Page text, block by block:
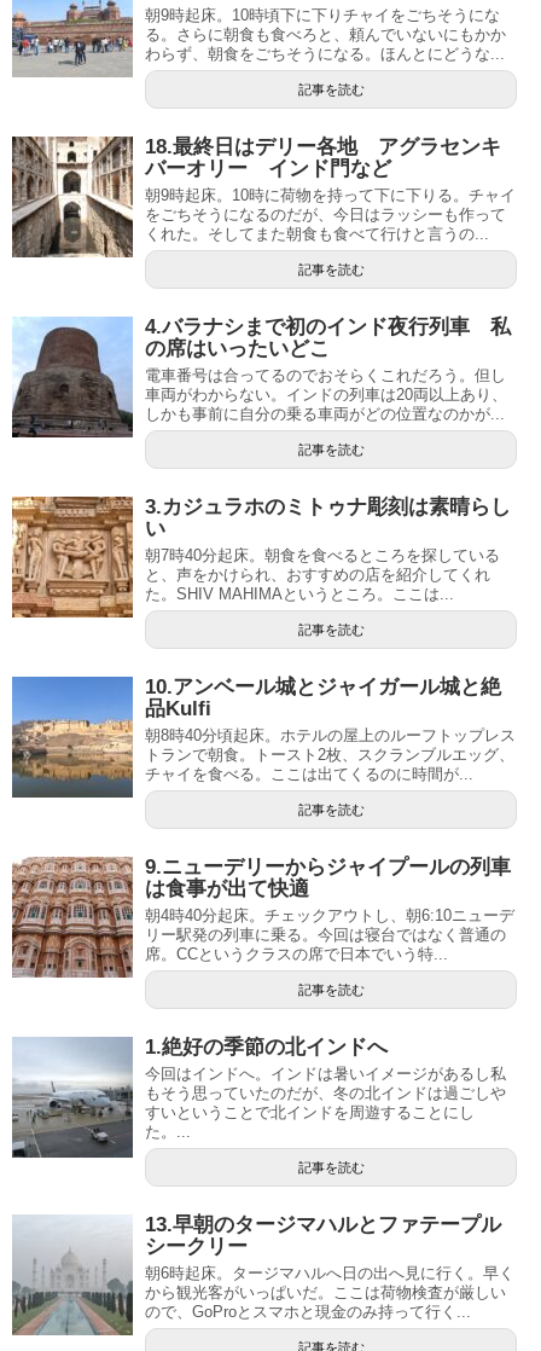
朝9時起床。10時頃下に下りチャイをごちそうにな
る。さらに朝食も食べろと、頼んでいないにもかか
わらず、朝食をごちそうになる。ほんとにどうな...
記事を読む
18.最終日はデリー各地 アグラセンキ
バーオリー インド門など
朝9時起床。10時に荷物を持って下に下りる。チャイ
をごちそうになるのだが、今日はラッシーも作って
くれた。そしてまた朝食も食べて行けと言うの...
記事を読む
4.バラナシまで初のインド夜行列車 私
の席はいったいどこ
電車番号は合ってるのでおそらくこれだろう。但し
車両がわからない。インドの列車は20両以上あり、
しかも事前に自分の乗る車両がどの位置なのかが...
記事を読む
3.カジュラホのミトゥナ彫刻は素晴らし
い
朝7時40分起床。朝食を食べるところを探している
と、声をかけられ、おすすめの店を紹介してくれ
た。SHIV MAHIMAというところ。ここは...
記事を読む
10.アンベール城とジャイガール城と絶
品Kulfi
朝8時40分頃起床。ホテルの屋上のルーフトップレス
トランで朝食。トースト2枚、スクランブルエッグ、
チャイを食べる。ここは出てくるのに時間が...
記事を読む
9.ニューデリーからジャイプールの列車
は食事が出て快適
朝4時40分起床。チェックアウトし、朝6:10ニューデ
リー駅発の列車に乗る。今回は寝台ではなく普通の
席。CCというクラスの席で日本でいう特...
記事を読む
1.絶好の季節の北インドへ
今回はインドへ。インドは暑いイメージがあるし私
もそう思っていたのだが、冬の北インドは過ごしや
すいということで北インドを周遊することにし
た。...
記事を読む
13.早朝のタージマハルとファテープル
シークリー
朝6時起床。タージマハルへ日の出へ見に行く。早く
から観光客がいっぱいだ。ここは荷物検査が厳しい
ので、GoProとスマホと現金のみ持って行く...
記事を読む